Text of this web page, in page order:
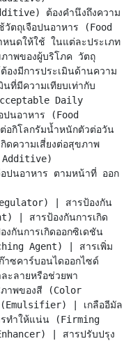
ต้องคำนึงถึงความ
ตถุเจือปนอาหาร (Food
นดให้ใช้ ในแต่ละประเภท
ภาพของผู้บริโภค วัตถุ
งมีการประเมินด้านความ
ที่มีความเทียบเท่ากับ
Daily
นอาหาร (Food
กิโลกรัมน้ำหนักตัวต่อวัน
ดความเสี่ยงต่อสุขภาพ
Additive)
ปนอาหาร ตามหน้าที่ ออก
| สารป้องกัน
| สารป้องกันการเกิด
นการเกิดออกซิเดชัน
Agent) | สารเพิ่ม
คาร์บอนไดออกไซด์
ลายหรือช่วยพา
พของสี (Color
| เกลืออีมัล
ทำให้แน่น (Firming
| สารปรับปรุง